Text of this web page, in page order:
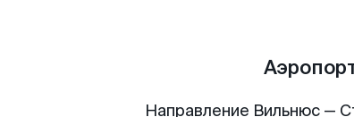
Направление Вильнюс —